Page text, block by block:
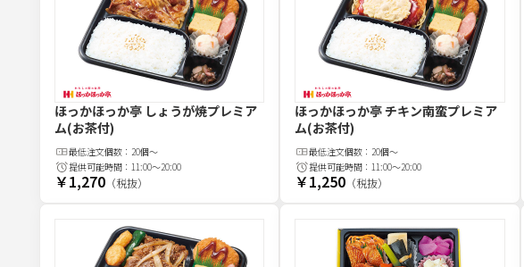
ほっかほっか亭 しょうが焼プレミア
ム(お茶付)
最低注文個数： 20個～
提供可能時間： 11:00～20:00
￥1,270 （税抜）
ほっかほっか亭 チキン南蛮プレミア
ム(お茶付)
最低注文個数：20個～
提供可能時間：11:00～20:00
￥1,250 （税抜）